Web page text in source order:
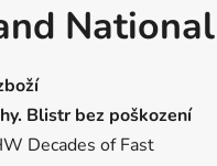
National
Blistr bez poškození
Decades of Fast